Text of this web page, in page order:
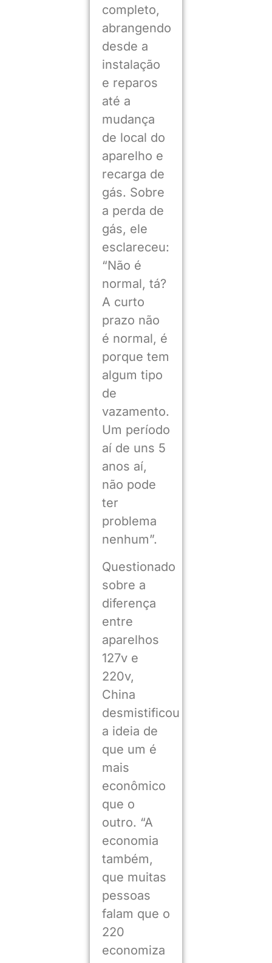
completo,
abrangendo
desde a
instalação
e reparos
até a
mudança
de local do
aparelho e
recarga de
gás. Sobre
a perda de
gás, ele
esclareceu:
“Não é
normal, tá?
A curto
prazo não
é normal, é
porque tem
algum tipo
de
vazamento.
Um período
aí de uns 5
anos aí,
não pode
ter
problema
nenhum”.
Questionado
sobre a
diferença
entre
aparelhos
127v e
220v,
China
desmistificou
a ideia de
que um é
mais
econômico
que o
outro. “A
economia
também,
que muitas
pessoas
falam que o
220
economiza